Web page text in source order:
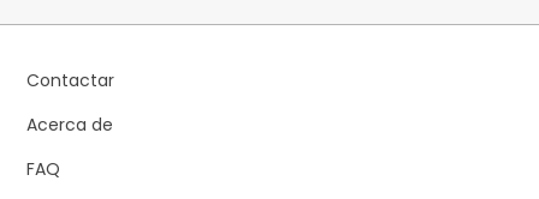
Contactar
Acerca de
FAQ